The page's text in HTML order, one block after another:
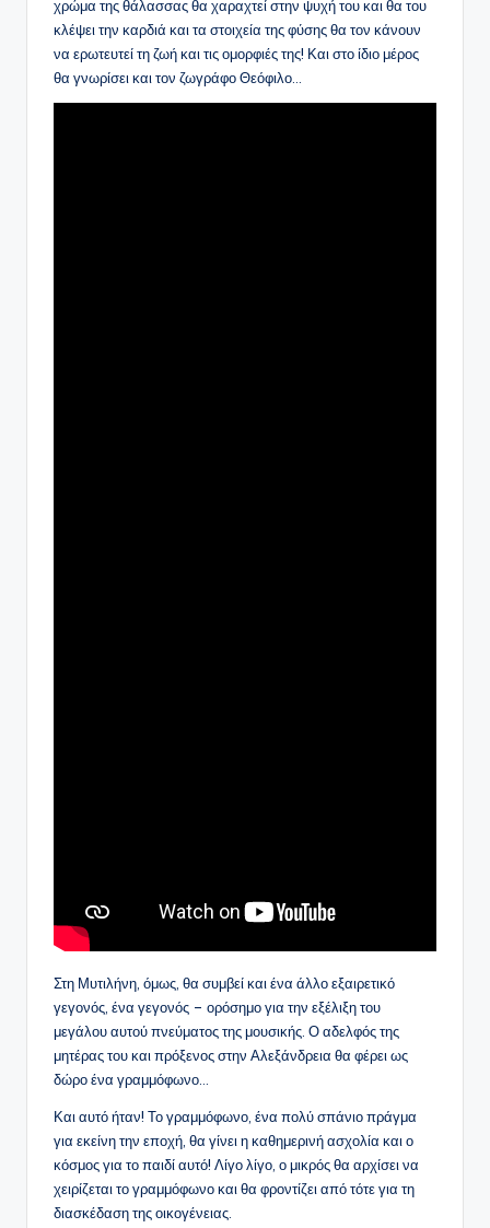
χρώμα της θάλασσας θα χαραχτεί στην ψυχή του και θα του
κλέψει την καρδιά και τα στοιχεία της φύσης θα τον κάνουν
να ερωτευτεί τη ζωή και τις ομορφιές της! Και στο ίδιο μέρος
θα γνωρίσει και τον ζωγράφο Θεόφιλο…
Στη Μυτιλήνη, όμως, θα συμβεί και ένα άλλο εξαιρετικό
γεγονός, ένα γεγονός – ορόσημο για την εξέλιξη του
μεγάλου αυτού πνεύματος της μουσικής. Ο αδελφός της
μητέρας του και πρόξενος στην Αλεξάνδρεια θα φέρει ως
δώρο ένα γραμμόφωνο…
Και αυτό ήταν! Το γραμμόφωνο, ένα πολύ σπάνιο πράγμα
για εκείνη την εποχή, θα γίνει η καθημερινή ασχολία και ο
κόσμος για το παιδί αυτό! Λίγο λίγο, ο μικρός θα αρχίσει να
χειρίζεται το γραμμόφωνο και θα φροντίζει από τότε για τη
διασκέδαση της οικογένειας.